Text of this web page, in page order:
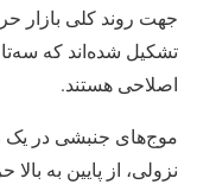
جهت روند کلی بازار
تشکیل شده‌اند که
اصلاحی هستند.
موج‌های جنبشی در یک
نزولی، از پایین به